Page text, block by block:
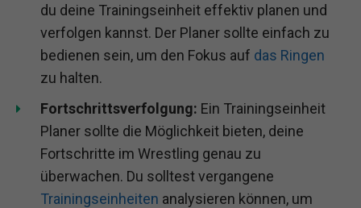
du deine Trainingseinheit effektiv planen und
verfolgen kannst. Der Planer sollte einfach zu
bedienen sein, um den Fokus auf das Ringen
zu halten.
Fortschrittsverfolgung: Ein Trainingseinheit
Planer sollte die Möglichkeit bieten, deine
Fortschritte im Wrestling genau zu
überwachen. Du solltest vergangene
Trainingseinheiten analysieren können, um